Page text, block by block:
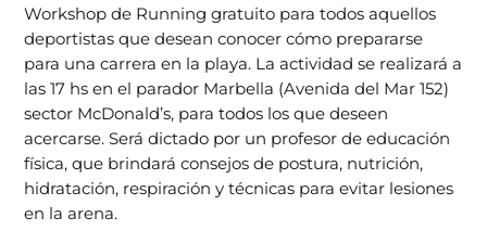
Workshop de Running gratuito para todos aquellos
deportistas que desean conocer cómo prepararse
para una carrera en la playa. La actividad se realizará a
las 17 hs en el parador Marbella (Avenida del Mar 152)
sector McDonald’s, para todos los que deseen
acercarse. Será dictado por un profesor de educación
física, que brindará consejos de postura, nutrición,
hidratación, respiración y técnicas para evitar lesiones
en la arena.